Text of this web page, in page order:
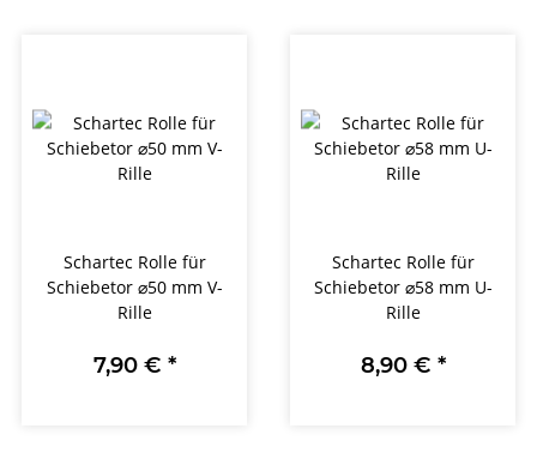
Schartec Rolle für
Schiebetor ⌀50 mm V-
Rille
7,90 € *
Schartec Rolle für
Schiebetor ⌀58 mm U-
Rille
8,90 € *